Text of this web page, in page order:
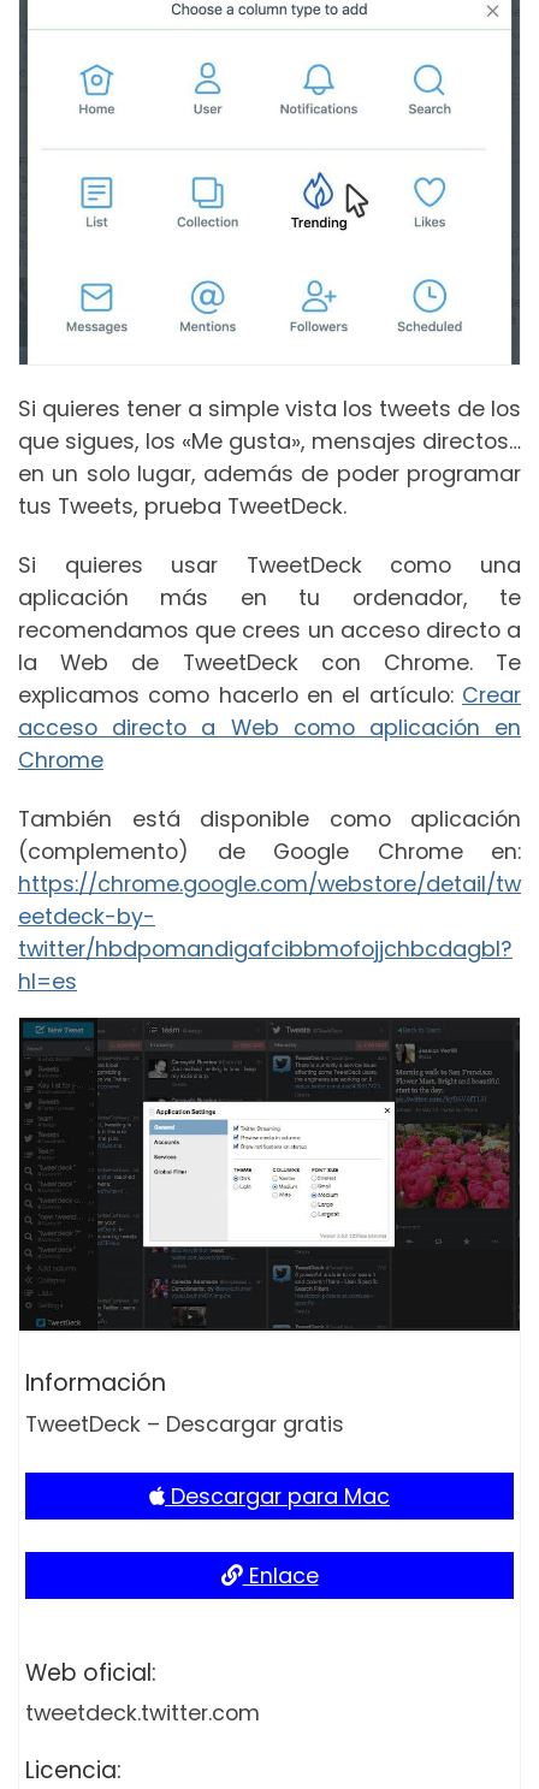
Si quieres tener a simple vista los tweets de los
que sigues, los «Me gusta», mensajes directos…
en un solo lugar, además de poder programar
tus Tweets, prueba TweetDeck.
Si quieres usar TweetDeck como una
aplicación más en tu ordenador, te
recomendamos que crees un acceso directo a
la Web de TweetDeck con Chrome. Te
explicamos como hacerlo en el artículo: Crear
acceso directo a Web como aplicación en
Chrome
También está disponible como aplicación
(complemento) de Google Chrome en:
https://chrome.google.com/webstore/detail/tw
eetdeck-by-
twitter/hbdpomandigafcibbmofojjchbcdagbl?
hl=es
Información
TweetDeck – Descargar gratis
Descargar para Mac
Enlace
Web oficial:
tweetdeck.twitter.com
Licencia: